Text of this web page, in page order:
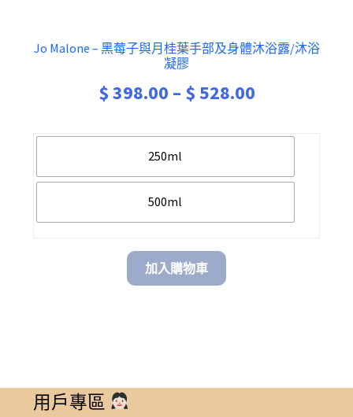
Jo Malone – 黑莓子與月桂葉手部及身體沐浴露/沐浴
凝膠
$398.00 – $528.00
250ml
500ml
加入購物車
用戶專區